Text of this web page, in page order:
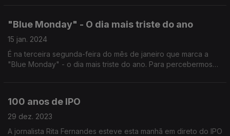
"Blue Monday" - O dia mais triste do ano
15 jan. 2024
É na terceira segunda-feira do mês de janeiro que marca a
"Blue Monday" - o dia mais triste do ano. Para percebermos
100 anos de IPO
29 dez. 2023
A jornalista Rita Fernandes esteve esta manhã em direto do IPO